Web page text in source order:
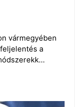
vármegyében
a